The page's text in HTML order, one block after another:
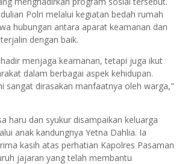
Polri melalui kegiatan bedah rumah
hubungan antara aparat keamanan dan
dengan baik.
menjaga keamanan, tetapi juga ikut
dalam berbagai aspek kehidupan.
sangat dirasakan manfaatnya oleh warga,"
haru dan syukur disampaikan keluarga
anak kandungnya Yetna Dahlia. Ia
kasih atas perhatian Kapolres Pasaman
jajaran yang telah membantu